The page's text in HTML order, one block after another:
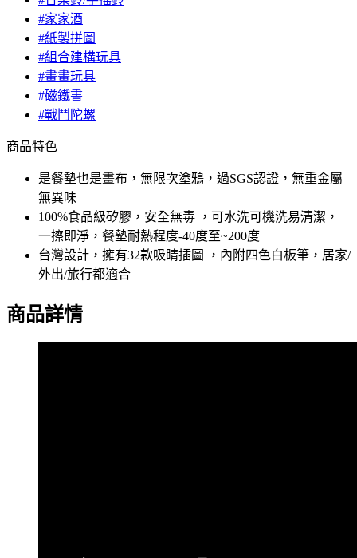
#家家酒
#紙製拼圖
#組合建構玩具
#畫畫玩具
#磁鐵書
#戰鬥陀螺
商品特色
是餐墊也是畫布，無限次塗鴉，過SGS認證，無重金屬
無異味
100%食品級矽膠，安全無毒 ，可水洗可機洗易清潔，
一擦即淨，餐墊耐熱程度-40度至~200度
台灣設計，擁有32款吸睛插圖 ，內附四色白板筆，居家/
外出/旅行都適合
商品詳情